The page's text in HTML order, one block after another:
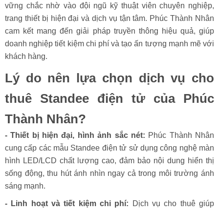
vững chắc nhờ vào đội ngũ kỹ thuật viên chuyên nghiệp,
trang thiết bị hiện đại và dịch vụ tận tâm. Phúc Thành Nhân
cam kết mang đến giải pháp truyền thông hiệu quả, giúp
doanh nghiệp tiết kiệm chi phí và tạo ấn tượng mạnh mẽ với
khách hàng.
Lý do nên lựa chọn dịch vụ cho
thuê Standee điện tử của Phúc
Thành Nhân?
- Thiết bị hiện đại, hình ảnh sắc nét: Phúc Thành Nhân
cung cấp các mẫu Standee điện tử sử dụng công nghệ màn
hình LED/LCD chất lượng cao, đảm bảo nội dung hiển thị
sống động, thu hút ánh nhìn ngay cả trong môi trường ánh
sáng mạnh.
- Linh hoạt và tiết kiệm chi phí:
Dịch vụ cho thuê giúp